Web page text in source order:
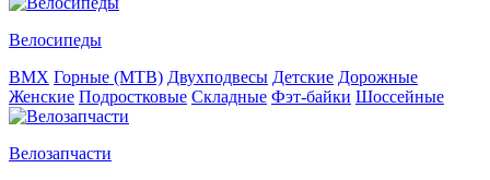
Велосипеды
BMX Горные (MTB) Двухподвесы Детские Дорожные
Женские Подростковые Складные Фэт-байки Шоссейные
Велозапчасти